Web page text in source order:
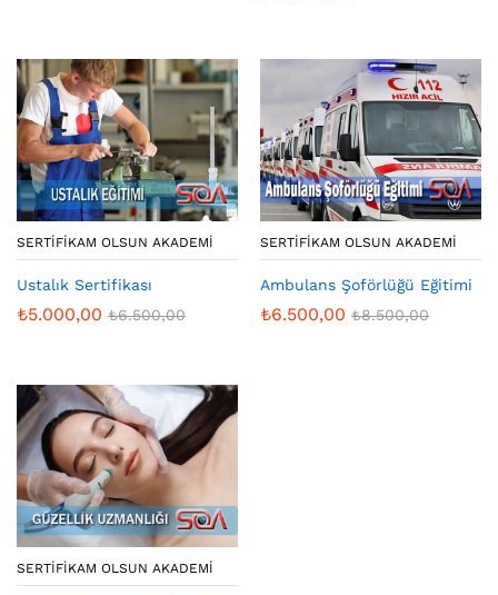
SERTIFIKAM OLSUN AKADEMI
Ustalık Sertifikası
₺5.000,00 ₺6.500,00
SERTIFIKAM OLSUN AKADEMI
Ambulans Şoförlüğü Eğitimi
₺6.500,00 ₺8.500,00
SERTIFIKAM OLSUN AKADEMI